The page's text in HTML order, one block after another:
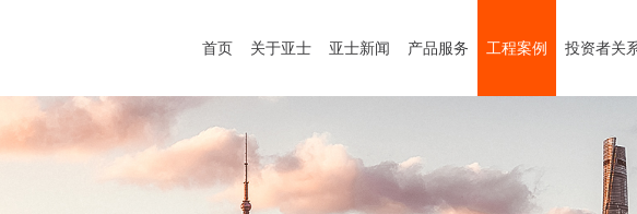
首页 关于亚士 亚士新闻 产品服务 工程案例 投资者关